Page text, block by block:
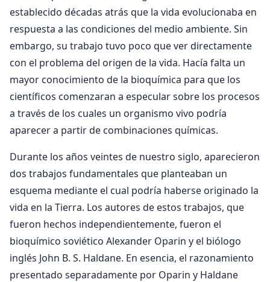
establecido décadas atrás que la vida evolucionaba en
respuesta a las condiciones del medio ambiente. Sin
embargo, su trabajo tuvo poco que ver directamente
con el problema del origen de la vida. Hacía falta un
mayor conocimiento de la bioquímica para que los
científicos comenzaran a especular sobre los procesos
a través de los cuales un organismo vivo podría
aparecer a partir de combinaciones químicas.
Durante los años veintes de nuestro siglo, aparecieron
dos trabajos fundamentales que planteaban un
esquema mediante el cual podría haberse originado la
vida en la Tierra. Los autores de estos trabajos, que
fueron hechos independientemente, fueron el
bioquímico soviético Alexander Oparin y el biólogo
inglés John B. S. Haldane. En esencia, el razonamiento
presentado separadamente por Oparin y Haldane